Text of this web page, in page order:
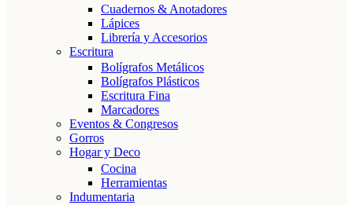
Cuadernos & Anotadores
Lápices
Librería y Accesorios
Escritura
Bolígrafos Metálicos
Bolígrafos Plásticos
Escritura Fina
Marcadores
Eventos & Congresos
Gorros
Hogar y Deco
Cocina
Herramientas
Indumentaria